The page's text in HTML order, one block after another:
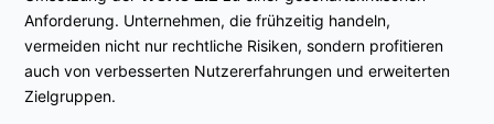
Anforderung. Unternehmen, die frühzeitig handeln,
vermeiden nicht nur rechtliche Risiken, sondern profitieren
auch von verbesserten Nutzererfahrungen und erweiterten
Zielgruppen.